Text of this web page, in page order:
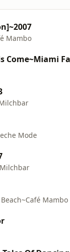
Mambo
Come~Miami
Mode
Mambo